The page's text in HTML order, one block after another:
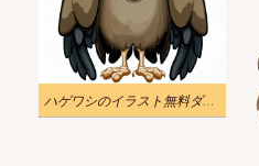
ハゲワシのイラスト無料ダウンロード